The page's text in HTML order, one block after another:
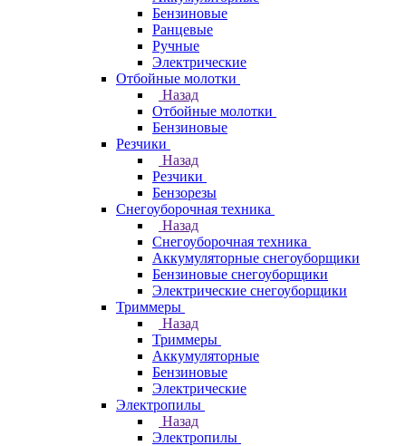
Бензиновые
Ранцевые
Ручные
Электрические
Отбойные молотки
Назад
Отбойные молотки
Бензиновые
Резчики
Назад
Резчики
Бензорезы
Снегоуборочная техника
Назад
Снегоуборочная техника
Аккумуляторные снегоуборщики
Бензиновые снегоуборщики
Электрические снегоуборщики
Триммеры
Назад
Триммеры
Аккумуляторные
Бензиновые
Электрические
Электропилы
Назад
Электропилы